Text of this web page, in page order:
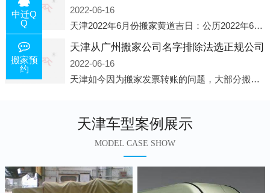
2022-06-16
天津2022年6月份搬家黄道吉日：公历2022年6月1日 农历五月初三 星期三 冲兔(己卯)公历2022年6月4日 农历五月初六 星期六 冲马(壬午)公历2022年6月8日 农历五月初十 星期三 冲狗(丙
天津从广州搬家公司名字排除法选正规公司
2022-06-16
天津如今因为搬家发票转账的问题，大部分搬家公司都已经注册了营业执照，早5年前基本上所谓的搬家公司都是无注册状态也就是无照营业，由于企业注册量大增所以各种企业信息展示平台如雨后春笋般遍地开花，如：天眼查，企
天津车型案例展示
MODEL CASE SHOW
中迁Q
Q
搬家预
约